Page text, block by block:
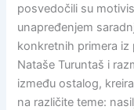
posvedočili su
unapređenjem
konkretnih primera iz
Nataše Turuntaš i
između ostalog,
na različite teme: